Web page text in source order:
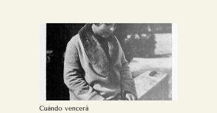
Cuándo vencerá